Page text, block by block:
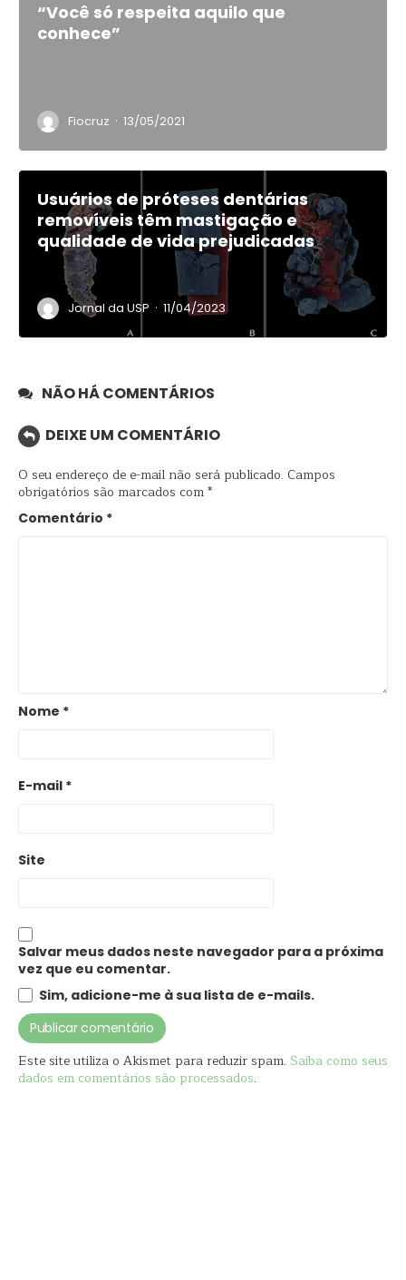
“Você só respeita aquilo que
conhece”
Fiocruz · 13/05/2021
Usuários de próteses dentárias
removíveis têm mastigação e
qualidade de vida prejudicadas
Jornal da USP · 11/04/2023
NÃO HÁ COMENTÁRIOS
DEIXE UM COMENTÁRIO
O seu endereço de e-mail não será publicado. Campos
obrigatórios são marcados com*
Comentário *
Nome *
E-mail *
Site
Salvar meus dados neste navegador para a próxima
vez que eu comentar.
Sim, adicione-me à sua lista de e-mails.
Este site utiliza o Akismet para reduzir spam. Saiba como seus
dados em comentários são processados.